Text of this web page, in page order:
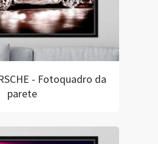
- Fotoquadro da
parete